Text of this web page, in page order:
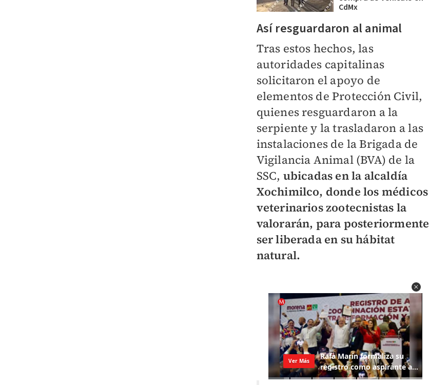
CdMx
Así resguardaron al animal
Tras estos hechos, las
autoridades capitalinas
solicitaron el apoyo de
elementos de Protección Civil,
quienes resguardaron a la
serpiente y la trasladaron a las
instalaciones de la Brigada de
Vigilancia Animal (BVA) de la
SSC, ubicadas en la alcaldía
Xochimilco, donde los médicos
veterinarios zootecnistas la
valorarán, para posteriormente
ser liberada en su hábitat
natural.